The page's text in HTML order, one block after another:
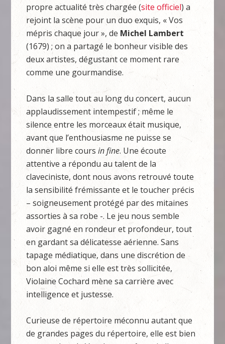
propre actualité très chargée (site officiel) a
rejoint la scène pour un duo exquis, « Vos
mépris chaque jour », de Michel Lambert
(1679) ; on a partagé le bonheur visible des
deux artistes, dégustant ce moment rare
comme une gourmandise.
Dans la salle tout au long du concert, aucun
applaudissement intempestif ; même le
silence entre les morceaux était musique,
avant que l’enthousiasme ne puisse se
donner libre coursin fine. Une écoute
attentive a répondu au talent de la
claveciniste, dont nous avons retrouvé toute
la sensibilité frémissante et le toucher précis
– soigneusement protégé par des mitaines
assorties à sa robe -. Le jeu nous semble
avoir gagné en rondeur et profondeur, tout
en gardant sa délicatesse aérienne. Sans
tapage médiatique, dans une discrétion de
bon aloi même si elle est très sollicitée,
Violaine Cochard mène sa carrière avec
intelligence et justesse.
Curieuse de répertoire méconnu autant que
de grandes pages du répertoire, elle est bien